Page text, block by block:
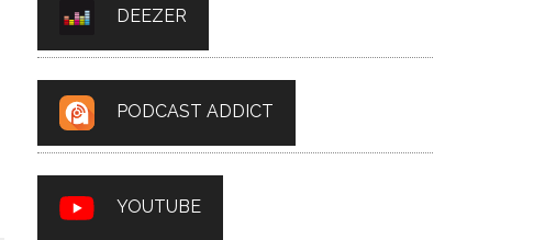
DEEZER
PODCAST ADDICT
YOUTUBE